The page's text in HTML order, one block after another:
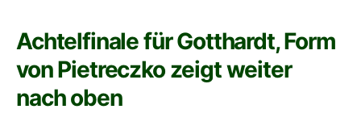
Achtelfinale für Gotthardt, Form
von Pietreczko zeigt weiter
nach oben